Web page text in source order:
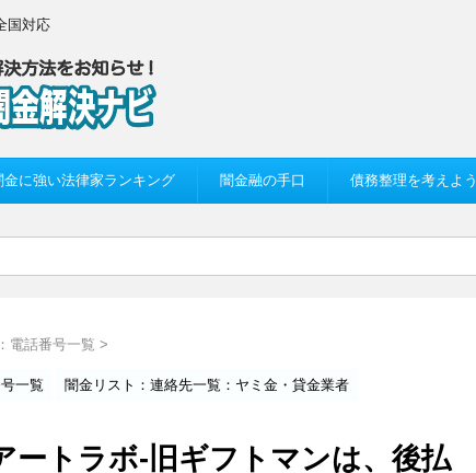
国対応
金に強い法律家ランキング 闇金融の手口 債務整理を考えよう
電話番号一覧 >
一覧 闇金リスト：連絡先一覧：ヤミ金・貸金業者
ートラボ-旧ギフトマンは、後払